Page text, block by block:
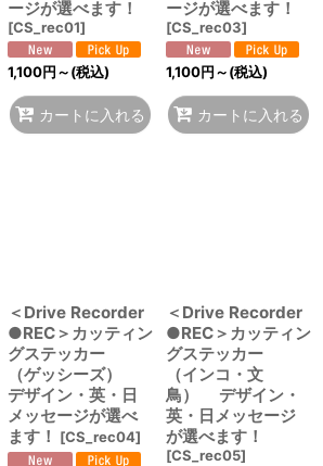
ージが選べます！
[CS_rec01]
1,100円～(税込)
カートに入れる
ージが選べます！
[CS_rec03]
1,100円～(税込)
カートに入れる
＜Drive Recorder
●REC＞カッティン
グステッカー
（ゲッシーズ）
デザイン・英・日
メッセージが選べ
ます！
[CS_rec04]
＜Drive Recorder
●REC＞カッティン
グステッカー
（インコ・文
鳥） デザイン・
英・日メッセージ
が選べます！
[CS_rec05]